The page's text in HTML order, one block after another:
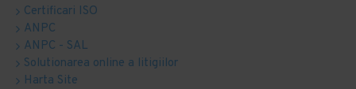
Certificari ISO
ANPC
ANPC - SAL
Solutionarea online a litigiilor
Harta Site